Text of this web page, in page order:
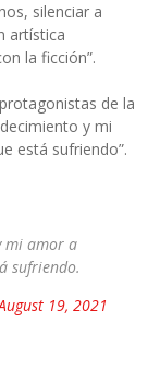
silenciar a
artística
la ficción”.
de la
y mi
está sufriendo”.
mi amor a
sufriendo.
19, 2021